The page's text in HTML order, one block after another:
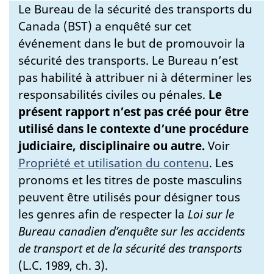
Le Bureau de la sécurité des transports du
Canada (BST) a enquêté sur cet
événement dans le but de promouvoir la
sécurité des transports. Le Bureau n’est
pas habilité à attribuer ni à déterminer les
responsabilités civiles ou pénales. Le
présent rapport n’est pas créé pour être
utilisé dans le contexte d’une procédure
judiciaire, disciplinaire ou autre.Voir
Propriété et utilisation du contenu. Les
pronoms et les titres de poste masculins
peuvent être utilisés pour désigner tous
les genres afin de respecter la Loi sur le
Bureau canadien d’enquête sur les accidents
de transport et de la sécurité des transports
(L.C. 1989, ch. 3).